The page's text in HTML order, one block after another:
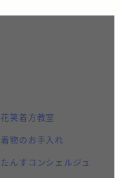
花笑着方教室
着物のお手入れ
たんすコンシェルジュ